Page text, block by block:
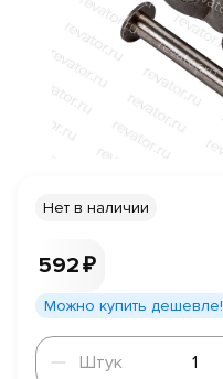
Нет в наличии
592 ₽
Можно купить дешевле!
Штук
Штук